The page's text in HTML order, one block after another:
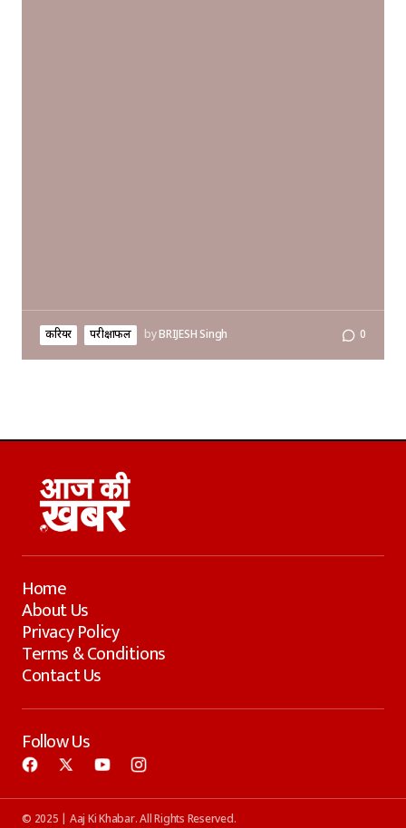
करियर परीक्षाफल byBRIJESH Singh 0
Home
About Us
Privacy Policy
Terms & Conditions
Contact Us
Follow Us
© 2025 | Aaj Ki Khabar. All Rights Reserved.